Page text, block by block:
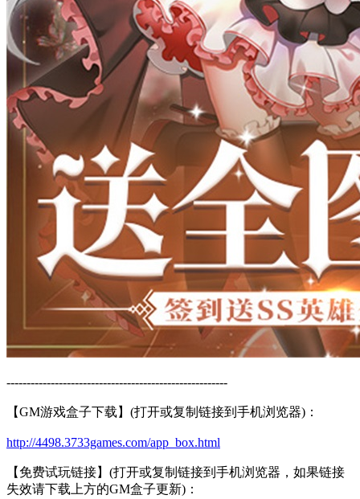
-------------------------------------------------------
【GM游戏盒子下载】(打开或复制链接到手机浏览器)：
http://4498.3733games.com/app_box.html
【免费试玩链接】(打开或复制链接到手机浏览器，如果链接
失效请下载上方的GM盒子更新)：